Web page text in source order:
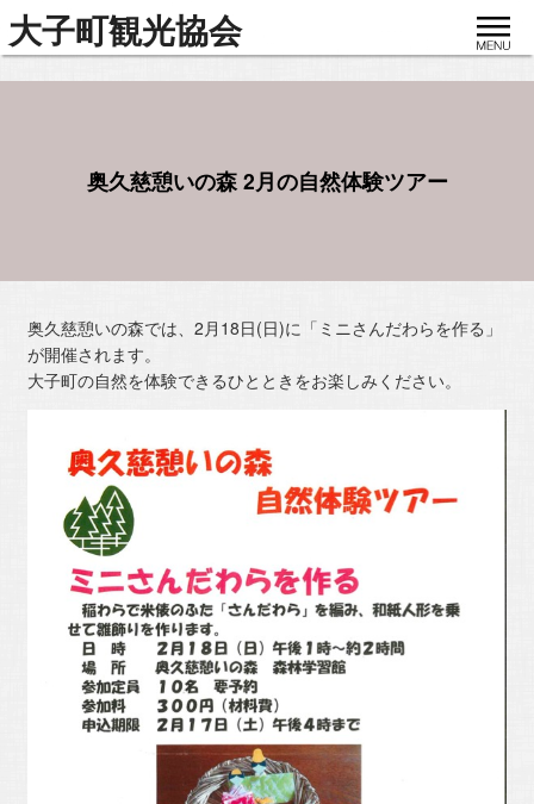
大子町観光協会 toggle
奥久慈憩いの森 2月の自然体験ツアー
奥久慈憩いの森では、2月18日(日)に「ミニさんだわらを作る」
が開催されます。
大子町の自然を体験できるひとときをお楽しみください。